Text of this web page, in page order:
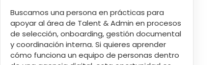
Buscamos una persona en prácticas para
apoyar al área de Talent & Admin en procesos
de selección, onboarding, gestión documental
y coordinación interna. Si quieres aprender
cómo funciona un equipo de personas dentro